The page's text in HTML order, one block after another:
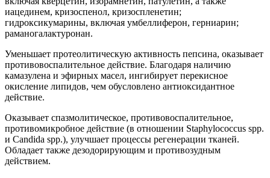
иацединем, кризоспенол, кризоспленетин;
гидроксикумарины, включая умбеллиферон, герниарин;
раманогалактуронан.
Уменьшает протеолитическую активность пепсина, оказывает
противовоспалительное действие. Благодаря наличию
камазулена и эфирных масел, ингибирует перекисное
окисление липидов, чем обусловлено антиоксидантное
действие.
Оказывает спазмолитическое, противовоспалительное,
противомикробное действие (в отношении Staphylococcus spp.
и Candida spp.), улучшает процессы регенерации тканей.
Обладает также дезодорирующим и противозудным
действием.